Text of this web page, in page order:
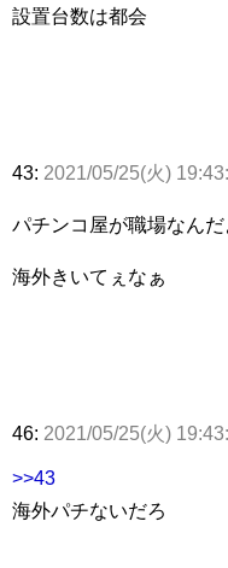
設置台数は都会
43: 2021/05/25(火)
パチンコ屋が職場なんだ
海外きいてぇなぁ
46: 2021/05/25(火)
>>43
海外パチないだろ